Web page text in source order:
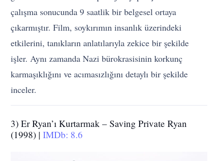
çalışma sonucunda 9 saatlik bir belgesel ortaya
çıkarmıştır. Film, soykırımın insanlık üzerindeki
etkilerini, tanıkların anlatılarıyla zekice bir şekilde
işler. Aynı zamanda Nazi bürokrasisinin korkunç
karmaşıklığını ve acımasızlığını detaylı bir şekilde
inceler.
3) Er Ryan’ı Kurtarmak – Saving Private Ryan
(1998) |IMDb: 8.6